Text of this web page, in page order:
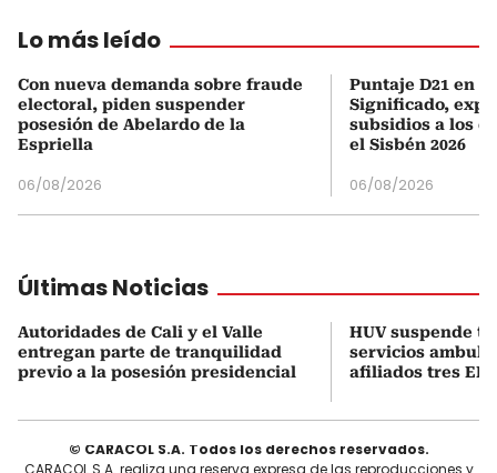
Lo más leído
Con nueva demanda sobre fraude
electoral, piden suspender
posesión de Abelardo de la
Espriella
06/08/2026
Puntaje D21 en
Significado,
subsidios a los
el Sisbén 2026
06/08/2026
Últimas Noticias
Autoridades de Cali y el Valle
entregan parte de tranquilidad
previo a la posesión presidencial
HUV suspende
servicios
afiliados tres EPS
© CARACOL S.A. Todos los derechos reservados.
CARACOL S.A. realiza una reserva expresa de las reproducciones y